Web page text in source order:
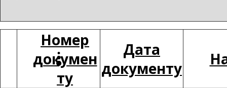
Номер
докумен
ту
Дата
документу